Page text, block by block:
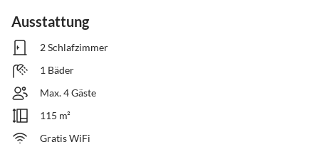
Ausstattung
2 Schlafzimmer
1 Bäder
Max. 4 Gäste
115 m²
Gratis WiFi